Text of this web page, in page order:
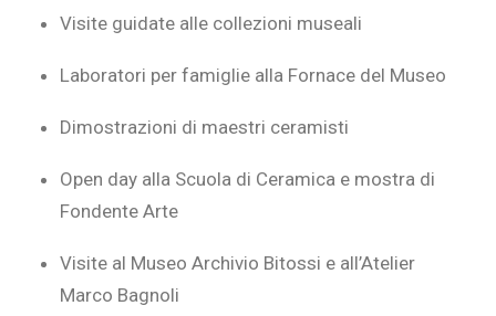
Visite guidate alle collezioni museali
Laboratori per famiglie alla Fornace del Museo
Dimostrazioni di maestri ceramisti
Open day alla Scuola di Ceramica e mostra di
Fondente Arte
Visite al Museo Archivio Bitossi e all’Atelier
Marco Bagnoli